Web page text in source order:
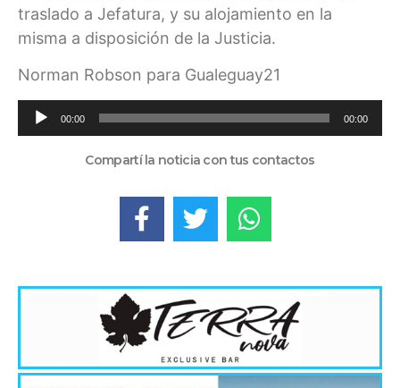
traslado a Jefatura, y su alojamiento en la
misma a disposición de la Justicia.
Norman Robson para Gualeguay21
Reproductor
de
00:00 00:00
Compartí la noticia con tus contactos